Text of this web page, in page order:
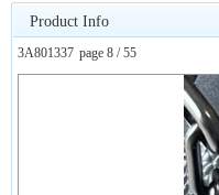
Product Info
3A801337 page 8 / 55